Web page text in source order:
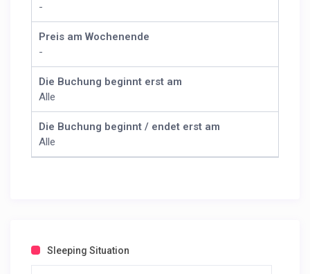
-
Preis am Wochenende
-
Die Buchung beginnt erst am
Alle
Die Buchung beginnt / endet erst am
Alle
Sleeping Situation